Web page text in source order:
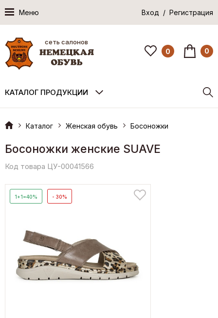
Меню Вход / Регистрация
сеть салонов
0 0
КАТАЛОГ ПРОДУКЦИИ
Каталог Женская обувь Босоножки
Босоножки женские SUAVE
Код товара ЦУ-00041566
1+1=40% - 30%